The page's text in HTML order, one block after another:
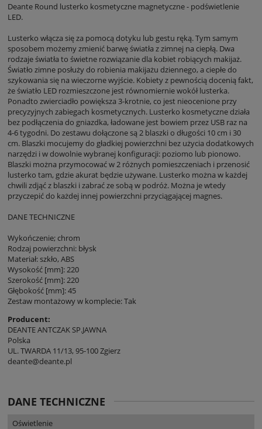
Deante Round lusterko kosmetyczne magnetyczne - podświetlenie
LED.
Lusterko włącza się za pomocą dotyku lub gestu ręką. Tym samym
sposobem możemy zmienić barwę światła z zimnej na ciepłą. Dwa
rodzaje światła to świetne rozwiązanie dla kobiet robiących makijaż.
Światło zimne posłuży do robienia makijażu dziennego, a ciepłe do
szykowania się na wieczorne wyjście. Kobiety z pewnością docenią fakt,
że światło LED rozmieszczone jest równomiernie wokół lusterka.
Ponadto zwierciadło powiększa 3-krotnie, co jest nieocenione przy
precyzyjnych zabiegach kosmetycznych. Lusterko kosmetyczne działa
bez podłączenia do gniazdka, ładowane jest bowiem przez USB raz na
4-6 tygodni. Do zestawu dołączone są 2 blaszki o długości 10 cm i 30
cm. Blaszki mocujemy do gładkiej powierzchni bez użycia dodatkowych
narzędzi i w dowolnie wybranej konfiguracji: poziomo lub pionowo.
Blaszki można przymocować w 2 różnych pomieszczeniach i przenosić
lusterko tam, gdzie akurat będzie używane. Lusterko można w każdej
chwili zdjąć z blaszki i zabrać ze sobą w podróż. Można je wtedy
przyczepić do każdej innej powierzchni przyciągającej magnes.
DANE TECHNICZNE
Wykończenie; chrom
Rodzaj powierzchni: błysk
Materiał: szkło, ABS
Wysokość [mm]: 220
Szerokość [mm]: 220
Głębokość [mm]: 45
Zestaw montażowy w komplecie: Tak
Producent:
DEANTE ANTCZAK SP.JAWNA
Polska
UL. TWARDA 11/13, 95-100 Zgierz
deante@deante.pl
DANE TECHNICZNE
Oświetlenie